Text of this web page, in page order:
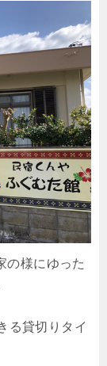
の様にゆった
る貸切りタイ